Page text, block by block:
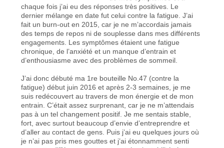
chaque fois j’ai eu des réponses très positives. Le
dernier mélange en date fut celui contre la fatigue. J’ai
fait un burn-out en 2015, car je ne m’accordais jamais
des temps de repos ni de souplesse dans mes différents
engagements. Les symptômes étaient une fatigue
chronique, de l’anxiété et un manque d’entrain et
d’enthousiasme avec des problèmes de sommeil.
J’ai donc débuté ma 1re bouteille No.47 (contre la
fatigue) début juin 2016 et après 2-3 semaines, je me
suis redécouvert au travers de mon énergie et de mon
entrain. C’était assez surprenant, car je ne m’attendais
pas à un tel changement positif. Je me sentais stable,
fort, avec surtout beaucoup d’envie d’entreprendre et
d’aller au contact de gens. Puis j’ai eu quelques jours où
je n’ai pas pris mes gouttes et j’ai étonnamment senti